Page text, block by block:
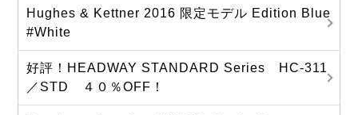
Hughes & Kettner 2016 限定モデル Edition Blue
#White
好評！HEADWAY STANDARD Series HC-311
／STD ４０％OFF！